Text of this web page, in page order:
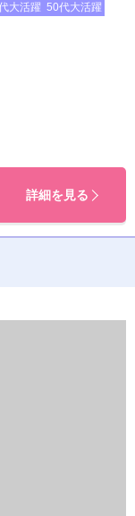
大活躍 50代大活躍
詳細を見る